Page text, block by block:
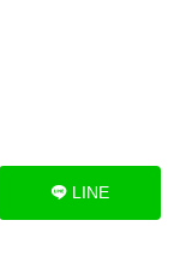
LINE